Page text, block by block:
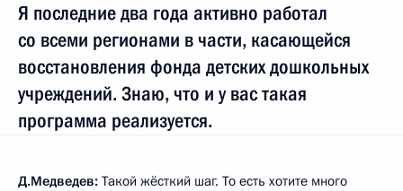
Я последние два года активно работал
со всеми регионами в части, касающейся
восстановления фонда детских дошкольных
учреждений. Знаю, что и у вас такая
программа реализуется.
Д.Медведев: Такой жёсткий шаг. То есть хотите много